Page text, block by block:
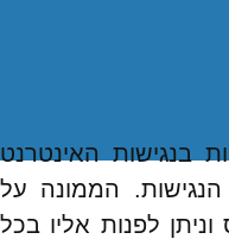
בנגישות האינטרנט
הממונה על
לפנות אליו בכל